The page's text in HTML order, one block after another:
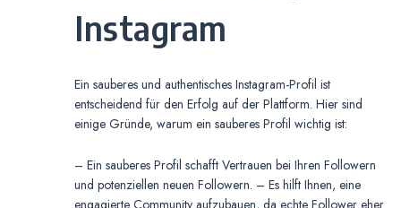
Instagram
Ein sauberes und authentisches Instagram-Profil ist
entscheidend für den Erfolg auf der Plattform. Hier sind
einige Gründe, warum ein sauberes Profil wichtig ist:
– Ein sauberes Profil schafft Vertrauen bei Ihren Followern
und potenziellen neuen Followern. – Es hilft Ihnen, eine